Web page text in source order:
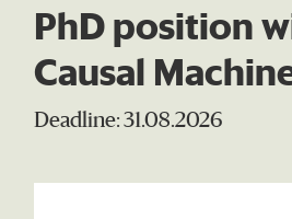
PhD position
Causal
Deadline: 31.08.2026